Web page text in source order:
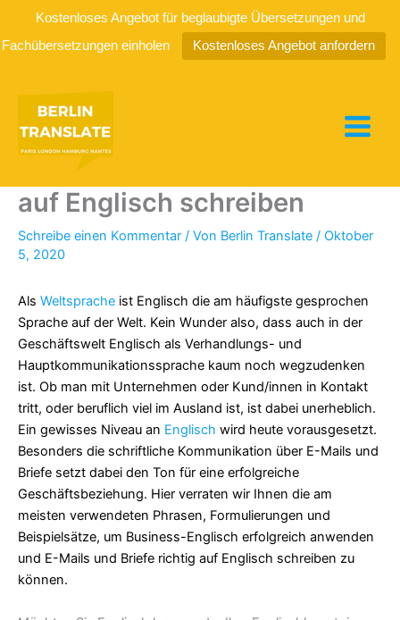
Kostenloses Angebot für beglaubigte Übersetzungen und
Fachübersetzungen einholen
Kostenloses Angebot anfordern
springen
auf Englisch schreiben
Schreibe einen Kommentar / Von Berlin Translate / Oktober
5, 2020
Als Weltsprache ist Englisch die am häufigste gesprochen
Sprache auf der Welt. Kein Wunder also, dass auch in der
Geschäftswelt Englisch als Verhandlungs- und
Hauptkommunikationssprache kaum noch wegzudenken
ist. Ob man mit Unternehmen oder Kund/innen in Kontakt
tritt, oder beruflich viel im Ausland ist, ist dabei unerheblich.
Ein gewisses Niveau an Englisch wird heute vorausgesetzt.
Besonders die schriftliche Kommunikation über E-Mails und
Briefe setzt dabei den Ton für eine erfolgreiche
Geschäftsbeziehung. Hier verraten wir Ihnen die am
meisten verwendeten Phrasen, Formulierungen und
Beispielsätze, um Business-Englisch erfolgreich anwenden
und E-Mails und Briefe richtig auf Englisch schreiben zu
können.